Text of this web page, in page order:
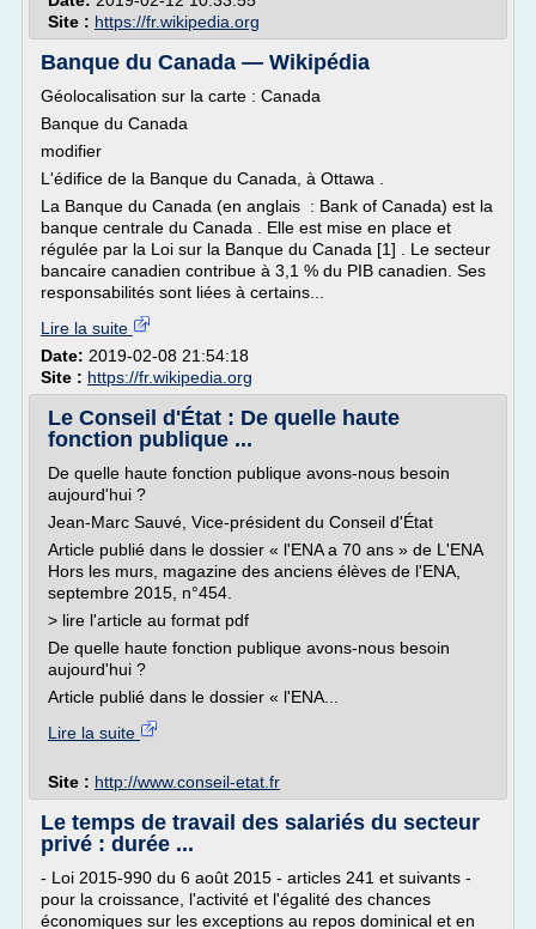
Site : https://fr.wikipedia.org
Banque du Canada — Wikipédia
Géolocalisation sur la carte : Canada
Banque du Canada
modifier
L'édifice de la Banque du Canada, à Ottawa .
La Banque du Canada (en anglais : Bank of Canada) est la
banque centrale du Canada . Elle est mise en place et
régulée par la Loi sur la Banque du Canada [1] . Le secteur
bancaire canadien contribue à 3,1 % du PIB canadien. Ses
responsabilités sont liées à certains...
Lire la suite
Date: 2019-02-08 21:54:18
Site : https://fr.wikipedia.org
Le Conseil d'État : De quelle haute
fonction publique ...
De quelle haute fonction publique avons-nous besoin
aujourd'hui ?
Jean-Marc Sauvé, Vice-président du Conseil d'État
Article publié dans le dossier « l'ENA a 70 ans » de L'ENA
Hors les murs, magazine des anciens élèves de l'ENA,
septembre 2015, n°454.
> lire l'article au format pdf
De quelle haute fonction publique avons-nous besoin
aujourd'hui ?
Article publié dans le dossier « l'ENA...
Lire la suite
Site : http://www.conseil-etat.fr
Le temps de travail des salariés du secteur
privé : durée ...
- Loi 2015-990 du 6 août 2015 - articles 241 et suivants -
pour la croissance, l'activité et l'égalité des chances
économiques sur les exceptions au repos dominical et en